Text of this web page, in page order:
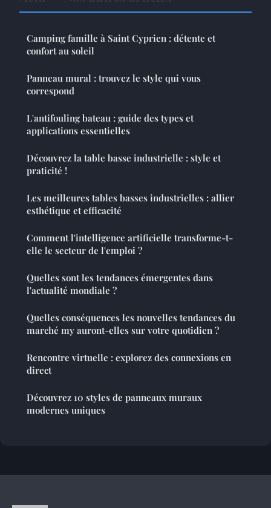
Camping famille à Saint Cyprien : détente et
confort au soleil
Panneau mural : trouvez le style qui vous
correspond
L'antifouling bateau : guide des types et
applications essentielles
Découvrez la table basse industrielle : style et
praticité !
Les meilleures tables basses industrielles : allier
esthétique et efficacité
Comment l'intelligence artificielle transforme-t-
elle le secteur de l'emploi ?
Quelles sont les tendances émergentes dans
l'actualité mondiale ?
Quelles conséquences les nouvelles tendances du
marché my auront-elles sur votre quotidien ?
Rencontre virtuelle : explorez des connexions en
direct
Découvrez 10 styles de panneaux muraux
modernes uniques